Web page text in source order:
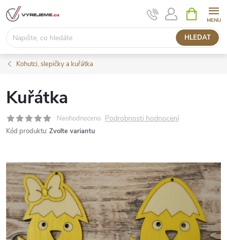
Přejít
na
obsah
HLEDAT
NÁKUPNÍ
KOŠÍK
Kohutci, slepičky a kuřátka
Kuřátka
Neohodnoceno Podrobnosti hodnocení
Kód produktu: Zvolte variantu